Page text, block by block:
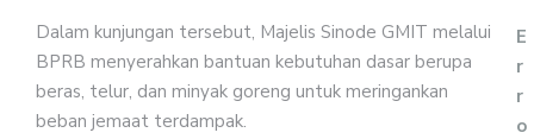
Dalam kunjungan tersebut, Majelis Sinode GMIT melalui
BPRB menyerahkan bantuan kebutuhan dasar berupa
beras, telur, dan minyak goreng untuk meringankan
beban jemaat terdampak.
E
r
r
o